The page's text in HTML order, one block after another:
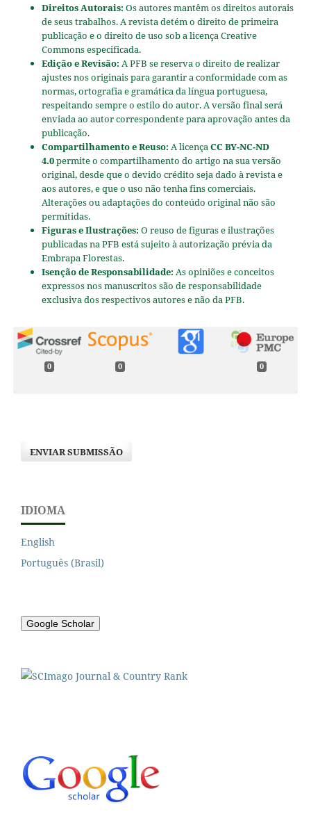
Direitos Autorais: Os autores mantêm os direitos autorais
de seus trabalhos. A revista detém o direito de primeira
publicação e o direito de uso sob a licença Creative
Commons especificada.
Edição e Revisão: A PFB se reserva o direito de realizar
ajustes nos originais para garantir a conformidade com as
normas, ortografia e gramática da língua portuguesa,
respeitando sempre o estilo do autor. A versão final será
enviada ao autor correspondente para aprovação antes da
publicação.
Compartilhamento e Reuso: A licençaCC BY-NC-ND
4.0permite o compartilhamento do artigo na sua versão
original, desde que o devido crédito seja dado à revista e
aos autores, e que o uso não tenha fins comerciais.
Alterações ou adaptações do conteúdo original não são
permitidas.
Figuras e Ilustrações: O reuso de figuras e ilustrações
publicadas na PFB está sujeito à autorização prévia da
Embrapa Florestas.
Isenção de Responsabilidade: As opiniões e conceitos
expressos nos manuscritos são de responsabilidade
exclusiva dos respectivos autores e não da PFB.
0 0 0
ENVIAR SUBMISSÃO
IDIOMA
English
Português (Brasil)
Google Scholar